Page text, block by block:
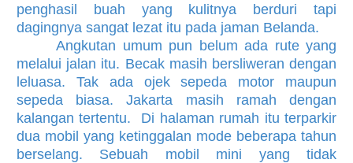
penghasil buah yang kulitnya berduri tapi
dagingnya sangat lezat itu pada jaman Belanda.
Angkutan umum pun belum ada rute yang
melalui jalan itu. Becak masih bersliweran dengan
leluasa. Tak ada ojek sepeda motor maupun
sepeda biasa. Jakarta masih ramah dengan
kalangan tertentu. Di halaman rumah itu terparkir
dua mobil yang ketinggalan mode beberapa tahun
berselang. Sebuah mobil mini yang tidak